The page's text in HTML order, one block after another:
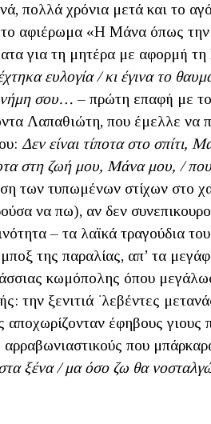
πολλά χρόνια μετά και το
αφιέρωμα «Η Μάνα όπως την
για τη μητέρα με αφορμή
ευλογία / κι έγινα το
σου… – πρώτη επαφή με
Λαπαθιώτη, που έμελλε να
Δεν είναι τίποτα στο
στη ζωή μου, Μάνα μου, /
των τυπωμένων στίχων στο
να πω), αν δεν
– τα λαϊκά τραγούδια
της παραλίας, απ’ τα
κωμόπολης όπου
την ξενιτιά ͘ λεβέντες
αποχωρίζονταν έφηβους
αρραβωνιαστικούς που
ξένα / μα όσο ζω θα